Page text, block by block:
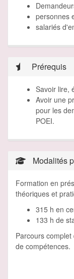
personnes
salariés
Prérequis
Savoir lire,
Avoir une
pour les
POEI.
Modalités
Formation en
théoriques et
315 h en
133 h de
Parcours
de compétences.